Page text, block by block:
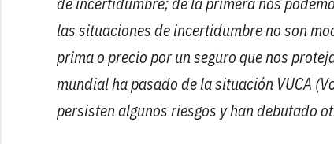
las situaciones de incertidumbre no son
prima o precio por un seguro que nos
mundial ha pasado de la situación VUCA
persisten algunos riesgos y han debutado